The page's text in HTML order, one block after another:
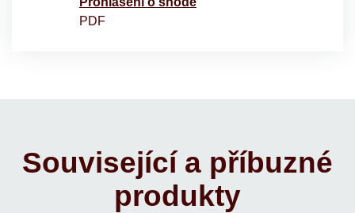
PDF
Související a příbuzné
produkty